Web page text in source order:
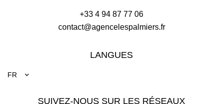
+33 4 94 87 77 06
contact@agencelespalmiers.fr
LANGUES
FR
SUIVEZ-NOUS SUR LES RÉSEAUX